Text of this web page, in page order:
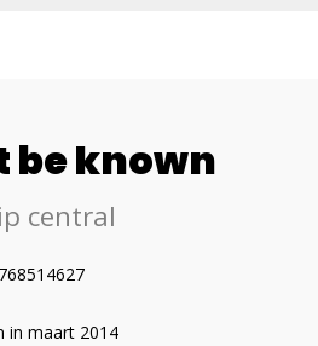
be known
central
in maart 2014